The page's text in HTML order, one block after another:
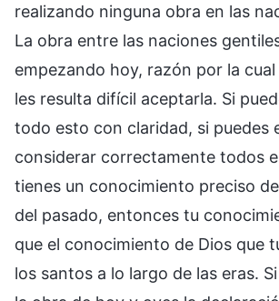
realizando ninguna obra en las
La obra entre las naciones
empezando hoy, razón por la
les resulta difícil aceptarla. Si
todo esto con claridad, si puedes
considerar correctamente todos
tienes un conocimiento preciso
del pasado, entonces tu
que el conocimiento de Dios que
los santos a lo largo de las eras.